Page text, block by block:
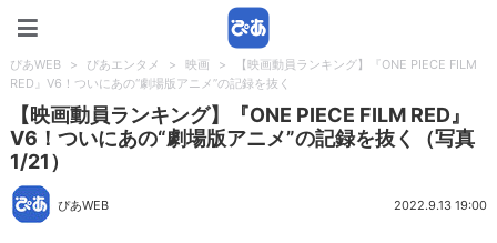
ぴあWEB > ぴあエンタメ > 映画 >
【映画動員ランキング】『ONE PIECE FILM
RED』V6！ついにあの“劇場版アニメ”の記録を抜く
【映画動員ランキング】『ONE PIECE FILM RED』
V6！ついにあの“劇場版アニメ”の記録を抜く（写真
1/21）
ぴあWEB 2022.9.13 19:00